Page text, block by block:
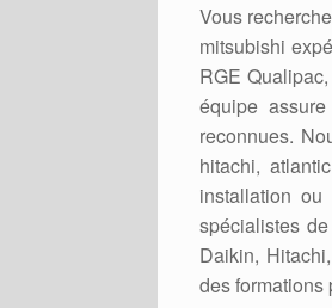
Vous
mitsubishi
RGE
équipe
reconnues.
hitachi,
installation
spécialistes
Daikin,
des formations